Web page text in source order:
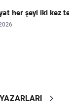
her şeyi iki kez